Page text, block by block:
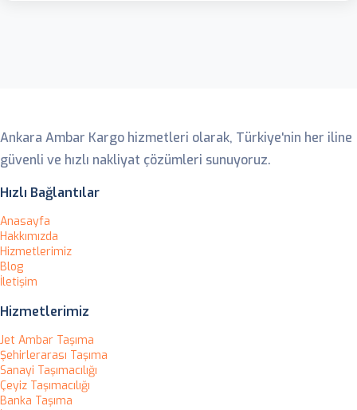
Ankara Ambar Kargo hizmetleri olarak, Türkiye'nin her iline
güvenli ve hızlı nakliyat çözümleri sunuyoruz.
Hızlı Bağlantılar
Anasayfa
Hakkımızda
Hizmetlerimiz
Blog
İletişim
Hizmetlerimiz
Jet Ambar Taşıma
Şehirlerarası Taşıma
Sanayi Taşımacılığı
Çeyiz Taşımacılığı
Banka Taşıma